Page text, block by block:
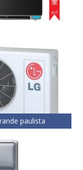
paulista